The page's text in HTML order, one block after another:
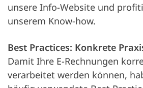
unsere Info-Website und
unserem Know-how.
Best Practices: Konkrete
Damit Ihre E-Rechnungen
verarbeitet werden können,